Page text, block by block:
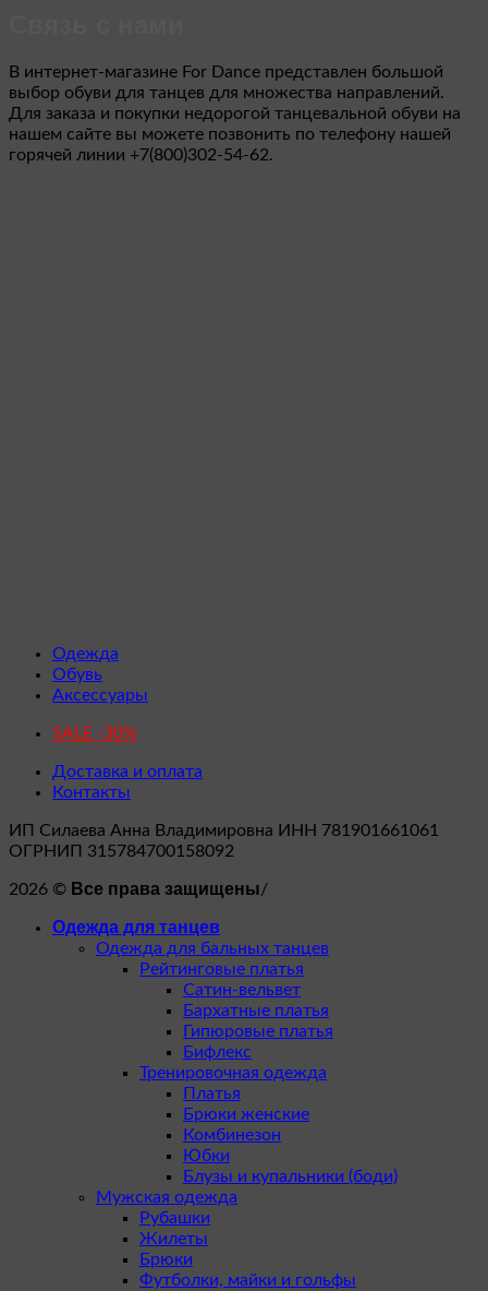
В интернет-магазине For Dance представлен большой
выбор обуви для танцев для множества направлений.
Для заказа и покупки недорогой танцевальной обуви на
нашем сайте вы можете позвонить по телефону нашей
горячей линии +7(800)302-54-62.
Одежда
Обувь
Аксессуары
SALE -30%
Доставка и оплата
Контакты
ИП Силаева Анна Владимировна ИНН 781901661061
ОГРНИП 315784700158092
2026 © Все права защищены/
Одежда для танцев
Одежда для бальных танцев
Рейтинговые платья
Сатин-вельвет
Бархатные платья
Гипюровые платья
Бифлекс
Тренировочная одежда
Платья
Брюки женские
Комбинезон
Юбки
Блузы и купальники (боди)
Мужская одежда
Рубашки
Жилеты
Брюки
Футболки, майки и гольфы